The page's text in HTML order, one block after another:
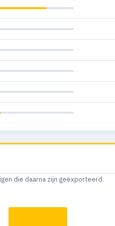
die daarna zijn geëxporteerd.